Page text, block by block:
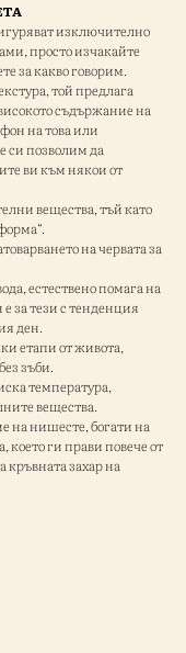
изключително
просто изчакайте
за какво говорим.
той предлага
съдържание на
на това или
си позволим да
ви към някои от
вещества, тъй като
на червата за
естествено помага на
за тези с тенденция
ден.
етапи от живота,
зъби.
температура,
вещества.
на нишесте, богати на
ги прави повече от
кръвната захар на